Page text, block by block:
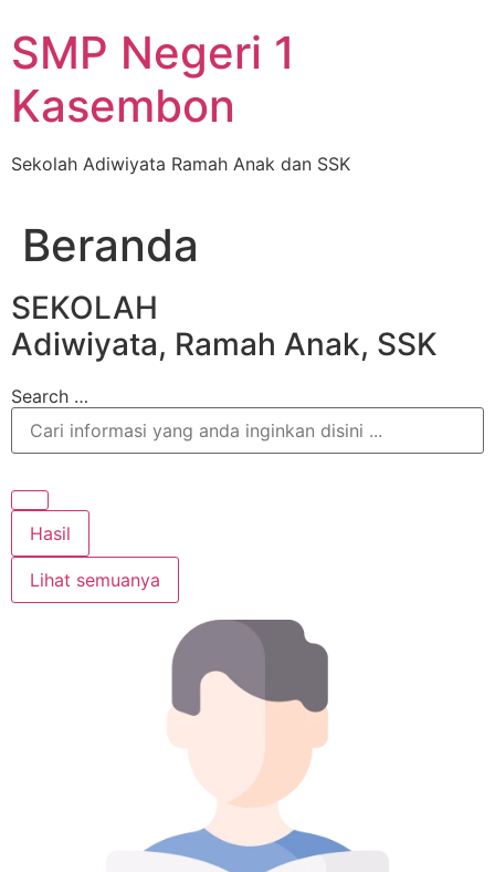
to
content
SMP Negeri 1
Kasembon
Sekolah Adiwiyata Ramah Anak dan SSK
Beranda
SEKOLAH
Adiwiyata, Ramah Anak, SSK
Search …
Hasil
Lihat semuanya